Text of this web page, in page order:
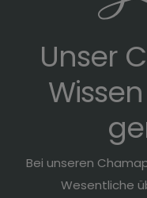
Unser
Bei unseren
Wesentliche